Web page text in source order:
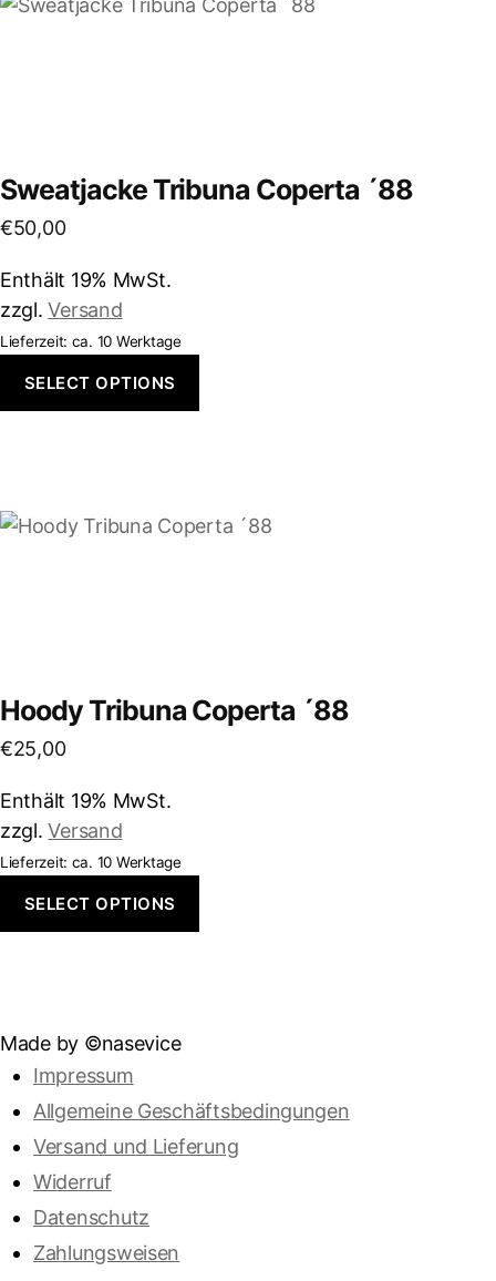
Sweatjacke Tribuna Coperta ´88
€50,00
Enthält 19% MwSt.
zzgl.Versand
Lieferzeit: ca. 10 Werktage
SELECT OPTIONS
Die
können
auf
der
Produktseite
werden
Hoody Tribuna Coperta ´88
€25,00
Enthält 19% MwSt.
zzgl.Versand
Lieferzeit: ca. 10 Werktage
SELECT OPTIONS
Dieses
Die
können
auf
der
Produktseite
werden
Made by ©nasevice
Impressum
Allgemeine Geschäftsbedingungen
Versand und Lieferung
Widerruf
Datenschutz
Zahlungsweisen